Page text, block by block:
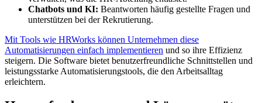
Chatbots und KI: Beantworten häufig gestellte Fragen und
unterstützen bei der Rekrutierung.
Mit Tools wie HRWorks können Unternehmen diese
Automatisierungen einfach implementieren und so ihre Effizienz
steigern. Die Software bietet benutzerfreundliche Schnittstellen und
leistungsstarke Automatisierungstools, die den Arbeitsalltag
erleichtern.